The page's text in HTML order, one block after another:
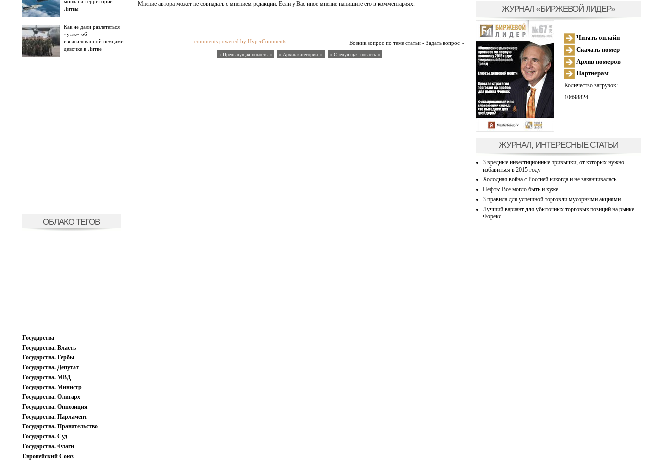
мощь на территории
Литвы
Как не дали разлететься
«утке» об
изнасилованной немцами
девочке в Литве
ОБЛАКО ТЕГОВ
Государства
Государства. Власть
Государства. Гербы
Государства. Депутат
Государства. МВД
Государства. Министр
Государства. Олигарх
Государства. Оппозиция
Государства. Парламент
Государства. Правительство
Государства. Суд
Государства. Флаги
Европейский Союз
Мнение автора может не совпадать с мнением редакции. Если у Вас иное мнение напишите его в комментариях.
Возник вопрос по теме статьи - Задать вопрос »
comments powered by HyperComments
« Предыдущая новость « » Архив категории « » Следующая новость »
ЖУРНАЛ «БИРЖЕВОЙ ЛИДЕР»
Читать онлайн
Скачать номер
Архив номеров
Партнерам
Количество загрузок:
10698824
ЖУРНАЛ, ИНТЕРЕСНЫЕ СТАТЬИ
3 вредные инвестиционные привычки, от которых нужно
избавиться в 2015 году
Холодная война с Россией никогда и не заканчивалась
Нефть: Все могло быть и хуже…
3 правила для успешной торговли мусорными акциями
Лучший вариант для убыточных торговых позиций на рынке
Форекс